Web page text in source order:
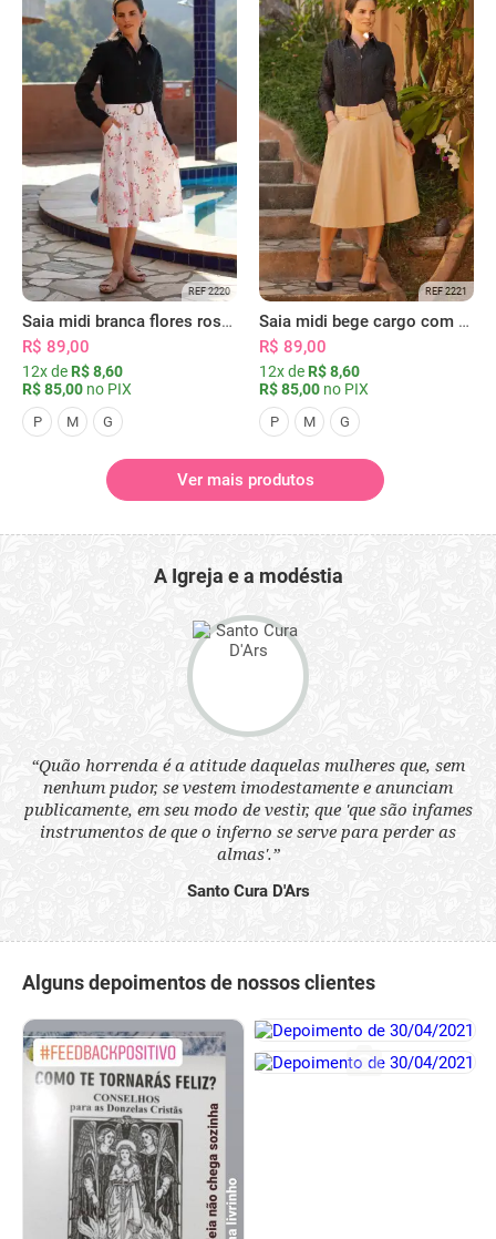
REF 2220
Saia midi branca flores rosas com bolsos
R$ 89,00
12x de R$ 8,60
R$ 85,00 no PIX
P M G
REF 2221
Saia midi bege cargo com bolsos
R$ 89,00
12x de R$ 8,60
R$ 85,00 no PIX
P M G
Ver mais produtos
A Igreja e a modéstia
“Quão horrenda é a atitude daquelas mulheres que, sem
nenhum pudor, se vestem imodestamente e anunciam
publicamente, em seu modo de vestir, que 'que são infames
instrumentos de que o inferno se serve para perder as
almas'.”
Santo Cura D'Ars
Alguns depoimentos de nossos clientes